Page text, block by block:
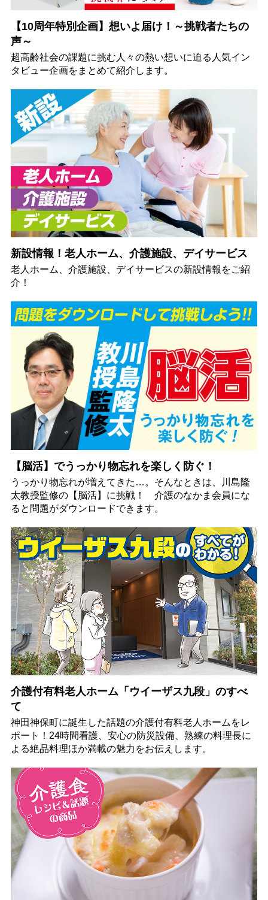
【10周年特別企画】想いよ届け！～挑戦者たちの
声～
超高齢社会の課題に挑む人々の熱い想いに迫る人気イン
タビュー企画をまとめて紹介します。
新設情報！老人ホーム、介護施設、デイサービス
老人ホーム、介護施設、デイサービスの新設情報をご紹
介！
【脳活】でうっかり物忘れを楽しく防ぐ！
うっかり物忘れが増えてきた…。そんなときは、川島隆
太教授監修の【脳活】に挑戦！ 介護のなかま会員にな
ると問題がダウンロードできます。
介護付有料老人ホーム「ウイーザス九段」のすべ
て
神田神保町に誕生した話題の介護付有料老人ホームをレ
ポート！24時間看護、安心の防災設備、熟練の料理長に
よる絶品料理ほか満載の魅力をお伝えします。